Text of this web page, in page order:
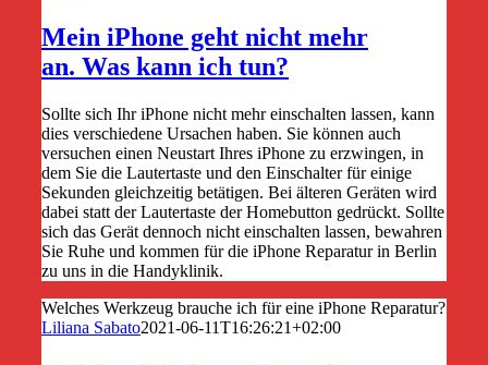
Mein iPhone geht nicht mehr
an. Was kann ich tun?
Sollte sich Ihr iPhone nicht mehr einschalten lassen, kann
dies verschiedene Ursachen haben. Sie können auch
versuchen einen Neustart Ihres iPhone zu erzwingen, in
dem Sie die Lautertaste und den Einschalter für einige
Sekunden gleichzeitig betätigen. Bei älteren Geräten wird
dabei statt der Lautertaste der Homebutton gedrückt. Sollte
sich das Gerät dennoch nicht einschalten lassen, bewahren
Sie Ruhe und kommen für die iPhone Reparatur in Berlin
zu uns in die Handyklinik.
Welches Werkzeug brauche ich für eine iPhone Reparatur?
Liliana Sabato2021-06-11T16:26:21+02:00